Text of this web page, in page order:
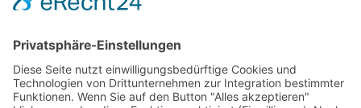
mehr Infos …
Manfred Bomm